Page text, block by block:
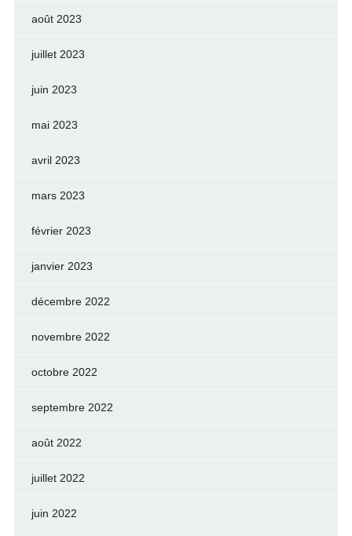
août 2023
juillet 2023
juin 2023
mai 2023
avril 2023
mars 2023
février 2023
janvier 2023
décembre 2022
novembre 2022
octobre 2022
septembre 2022
août 2022
juillet 2022
juin 2022